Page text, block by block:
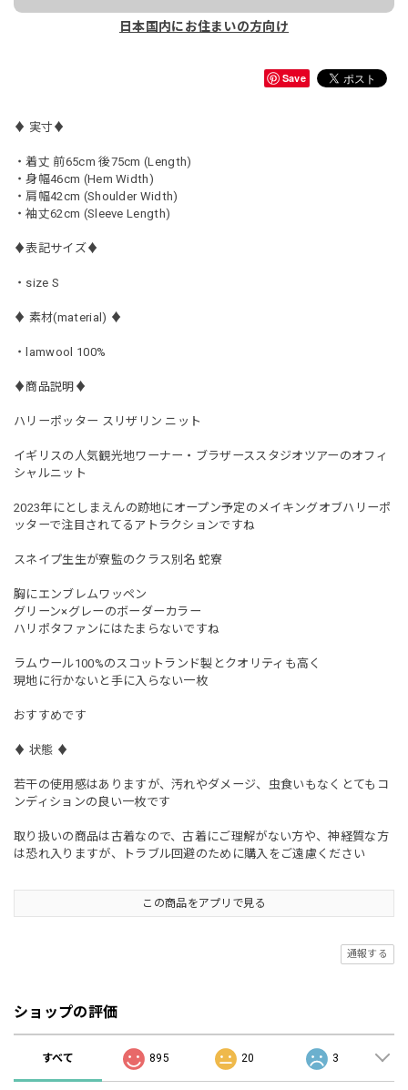
日本国内にお住まいの方向け
Save
♦︎ 実寸♦︎
・着丈 前65cm 後75cm (Length)
・身幅46cm (Hem Width)
・肩幅42cm (Shoulder Width)
・袖丈62cm (Sleeve Length)
♦︎表記サイズ♦︎
・size S
♦︎ 素材(material) ♦︎
・lamwool 100%
♦︎商品説明♦︎
ハリーポッター スリザリン ニット
イギリスの人気観光地ワーナー・ブラザーススタジオツアーのオフィ
シャルニット
2023年にとしまえんの跡地にオープン予定のメイキングオブハリーポ
ッターで注目されてるアトラクションですね
スネイプ生生が寮監のクラス別名 蛇寮
胸にエンブレムワッペン
グリーン×グレーのボーダーカラー
ハリポタファンにはたまらないですね
ラムウール100%のスコットランド製とクオリティも高く
現地に行かないと手に入らない一枚
おすすめです
♦︎ 状態 ♦︎
若干の使用感はありますが、汚れやダメージ、虫食いもなくとてもコ
ンディションの良い一枚です
取り扱いの商品は古着なので、古着にご理解がない方や、神経質な方
は恐れ入りますが、トラブル回避のために購入をご遠慮ください
この商品をアプリで見る
通報する
ショップの評価
すべて 895 20 3